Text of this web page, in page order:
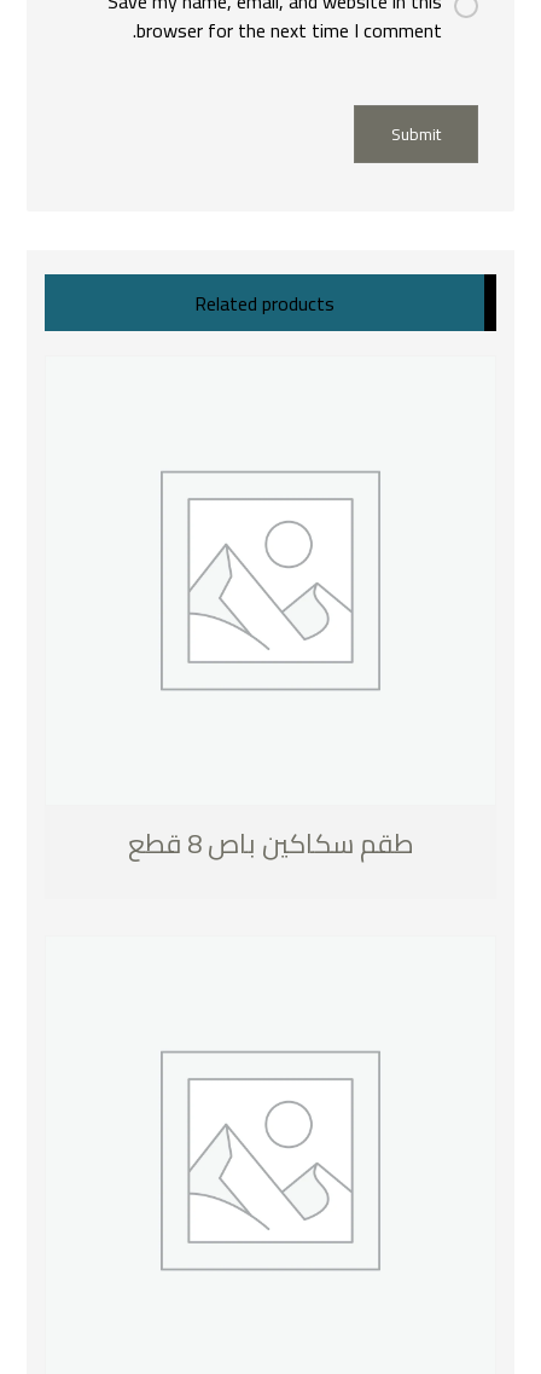
browser for the next time I comment.
Submit
Related products
طقم سكاكين باص 8 قطع